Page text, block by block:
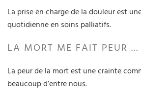
La prise en charge de la douleur est
quotidienne en soins palliatifs.
LA MORT ME FAIT PEUR ...
La peur de la mort est une crainte
beaucoup d’entre nous.